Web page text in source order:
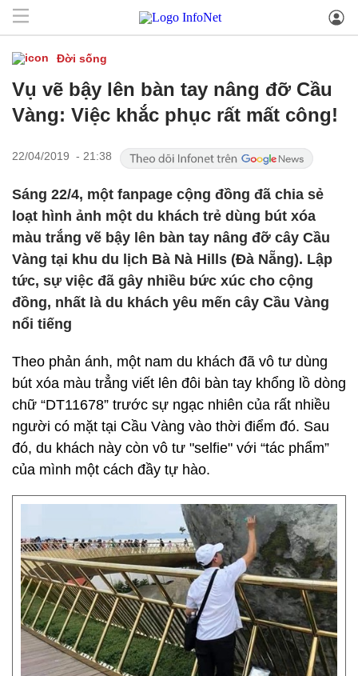
Đời sống
Vụ vẽ bậy lên bàn tay nâng đỡ Cầu
Vàng: Việc khắc phục rất mất công!
22/04/2019 - 21:38
Sáng 22/4, một fanpage cộng đồng đã chia sẻ
loạt hình ảnh một du khách trẻ dùng bút xóa
màu trắng vẽ bậy lên bàn tay nâng đỡ cây Cầu
Vàng tại khu du lịch Bà Nà Hills (Đà Nẵng). Lập
tức, sự việc đã gây nhiều bức xúc cho cộng
đồng, nhất là du khách yêu mến cây Cầu Vàng
nổi tiếng
Theo phản ánh, một nam du khách đã vô tư dùng
bút xóa màu trẳng viết lên đôi bàn tay khổng lồ dòng
chữ “DT11678” trước sự ngạc nhiên của rất nhiều
người có mặt tại Cầu Vàng vào thời điểm đó. Sau
đó, du khách này còn vô tư "selfie" với “tác phẩm”
của mình một cách đầy tự hào.